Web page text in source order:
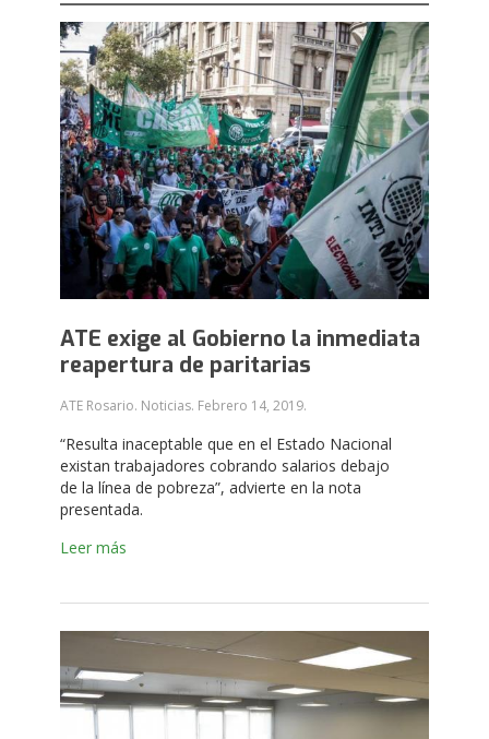
ATE exige al Gobierno la inmediata
reapertura de paritarias
ATE Rosario. Noticias. Febrero 14, 2019.
“Resulta inaceptable que en el Estado Nacional
existan trabajadores cobrando salarios debajo
de la línea de pobreza”, advierte en la nota
presentada.
Leer más